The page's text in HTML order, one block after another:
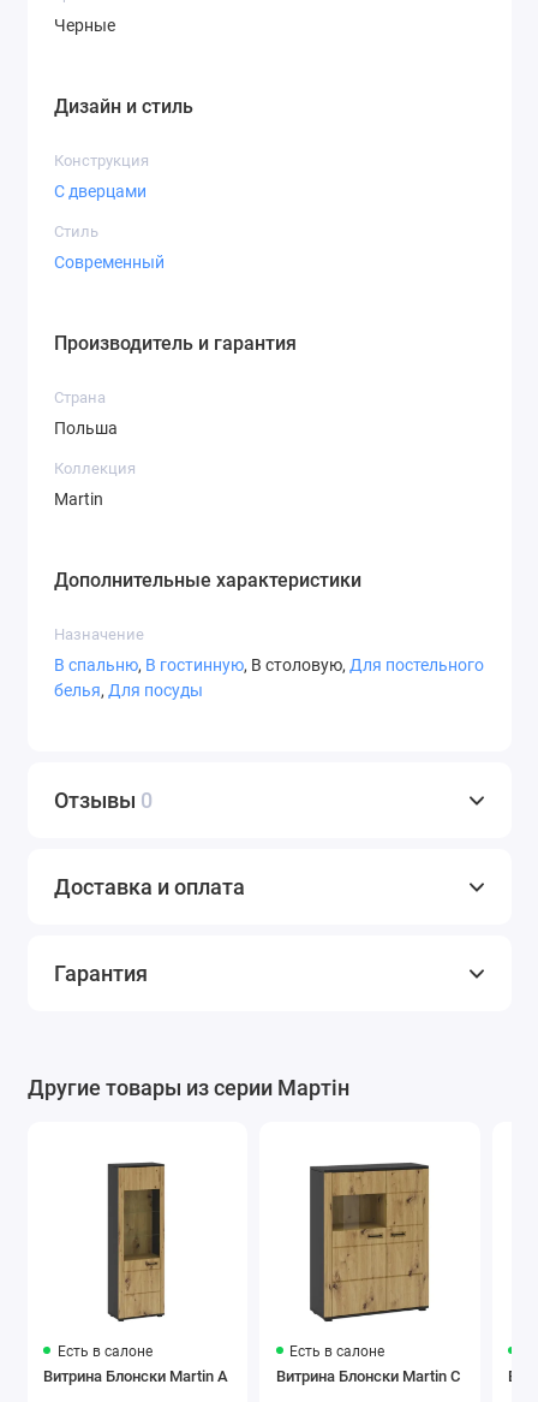
Черные
Дизайн и стиль
Конструкция
С дверцами
Стиль
Современный
Производитель и гарантия
Страна
Польша
Коллекция
Martin
Дополнительные характеристики
Назначение
В спальню, В гостинную, В столовую, Для постельного
белья, Для посуды
Отзывы 0
Доставка и оплата
Гарантия
Другие товары из серии Мартін
Есть в салоне
Витрина Блонски Martin A
Есть в салоне
Витрина Блонски Martin C